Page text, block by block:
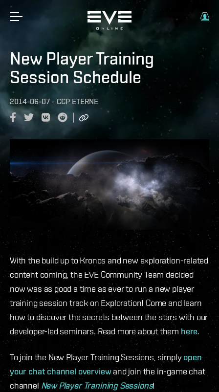
New Player Training
Session Schedule
2014-06-07 - CCP ETERNE
With the build up to Kronos and new exploration-related
content coming, the EVE Community Team decided
now was as good a time as ever to run a new player
training session track on Exploration! Come and learn
how to discover the secrets between the stars with our
developer-led seminars. Read more about them here.
To join the New Player Training Sessions, simply open
your chat channel overviewand join the in-game chat
channel New Player Tranining Sessions!